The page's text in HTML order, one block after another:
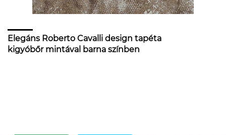
Elegáns Roberto Cavalli design tapéta
kigyóbőr mintával barna színben